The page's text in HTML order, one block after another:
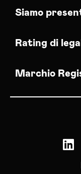
Siamo
Rating di
Marchio